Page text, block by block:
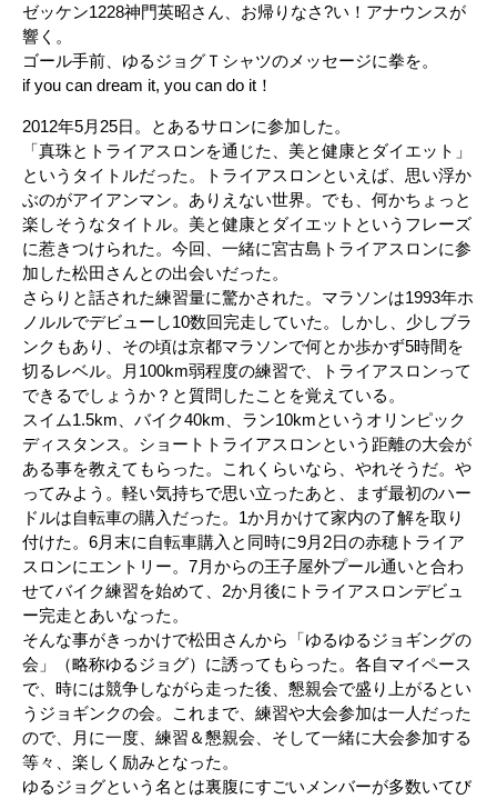
ゼッケン1228神門英昭さん、お帰りなさ?い！アナウンスが
響く。
ゴール手前、ゆるジョグＴシャツのメッセージに拳を。
if you can dream it, you can do it！
2012年5月25日。とあるサロンに参加した。
「真珠とトライアスロンを通じた、美と健康とダイエット」
というタイトルだった。トライアスロンといえば、思い浮か
ぶのがアイアンマン。ありえない世界。でも、何かちょっと
楽しそうなタイトル。美と健康とダイエットというフレーズ
に惹きつけられた。今回、一緒に宮古島トライアスロンに参
加した松田さんとの出会いだった。
さらりと話された練習量に驚かされた。マラソンは1993年ホ
ノルルでデビューし10数回完走していた。しかし、少しブラ
ンクもあり、その頃は京都マラソンで何とか歩かず5時間を
切るレベル。月100km弱程度の練習で、トライアスロンって
できるでしょうか？と質問したことを覚えている。
スイム1.5km、バイク40km、ラン10kmというオリンピック
ディスタンス。ショートトライアスロンという距離の大会が
ある事を教えてもらった。これくらいなら、やれそうだ。や
ってみよう。軽い気持ちで思い立ったあと、まず最初のハー
ドルは自転車の購入だった。1か月かけて家内の了解を取り
付けた。6月末に自転車購入と同時に9月2日の赤穂トライア
スロンにエントリー。7月からの王子屋外プール通いと合わ
せてバイク練習を始めて、2か月後にトライアスロンデビュ
ー完走とあいなった。
そんな事がきっかけで松田さんから「ゆるゆるジョギングの
会」（略称ゆるジョグ）に誘ってもらった。各自マイペース
で、時には競争しながら走った後、懇親会で盛り上がるとい
うジョギンクの会。これまで、練習や大会参加は一人だった
ので、月に一度、練習＆懇親会、そして一緒に大会参加する
等々、楽しく励みとなった。
ゆるジョグという名とは裏腹にすごいメンバーが多数いてび